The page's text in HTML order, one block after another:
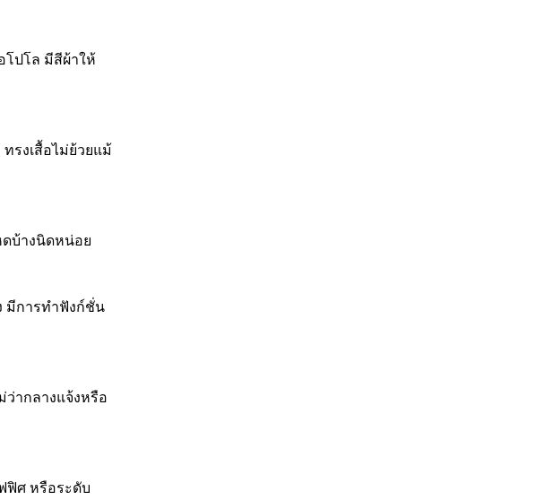
โปโล มีสีผ้าให้
รงเสื้อไม่ย้วยแม้
ดบ้างนิดหน่อย
มีการทำฟังก์ชั่น
ากลางแจ้งหรือ
ฟิศ หรือระดับ